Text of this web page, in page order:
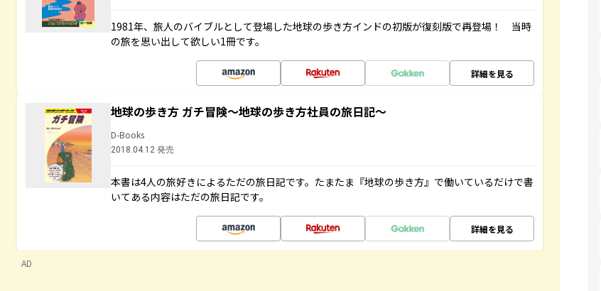
1981年、旅人のバイブルとして登場した地球の歩き方インドの初版が復刻版で再登場！ 当時
の旅を思い出して欲しい1冊です。
詳細を見る
地球の歩き方 ガチ冒険～地球の歩き方社員の旅日記～
D-Books
2018.04.12 発売
本書は4人の旅好きによるただの旅日記です。たまたま『地球の歩き方』で働いているだけで書
いてある内容はただの旅日記です。
詳細を見る
AD